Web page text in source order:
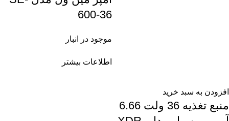
افزودن به سبد خرید
منبع تغذیه 36 ولت 6.66
600-36
موجود در انبار
اطلاعات بیشتر